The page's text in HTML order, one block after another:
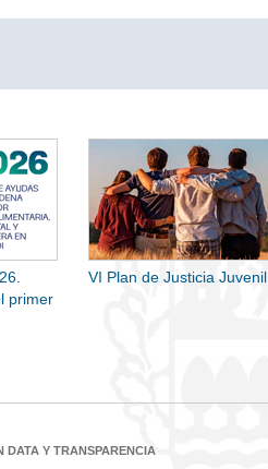
primer
VI Plan de Justicia Juvenil
DATA Y TRANSPARENCIA